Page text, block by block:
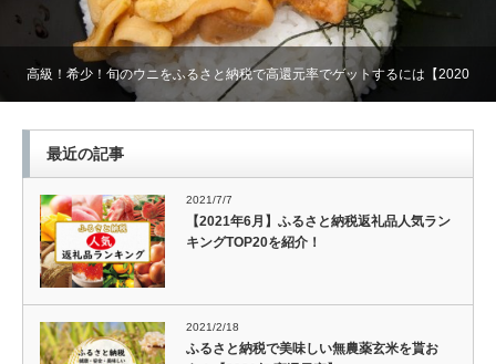
高級！希少！旬のウニをふるさと納税で高還元率でゲットするには【2020
年】
在宅テレワークで大活躍するパソコン周辺機器やインテリア返礼品を紹
最近の記事
2021/7/7
【2021年6月】ふるさと納税返礼品人気ラン
キングTOP20を紹介！
2021/2/18
ふるさと納税で美味しい無農薬玄米を貰お